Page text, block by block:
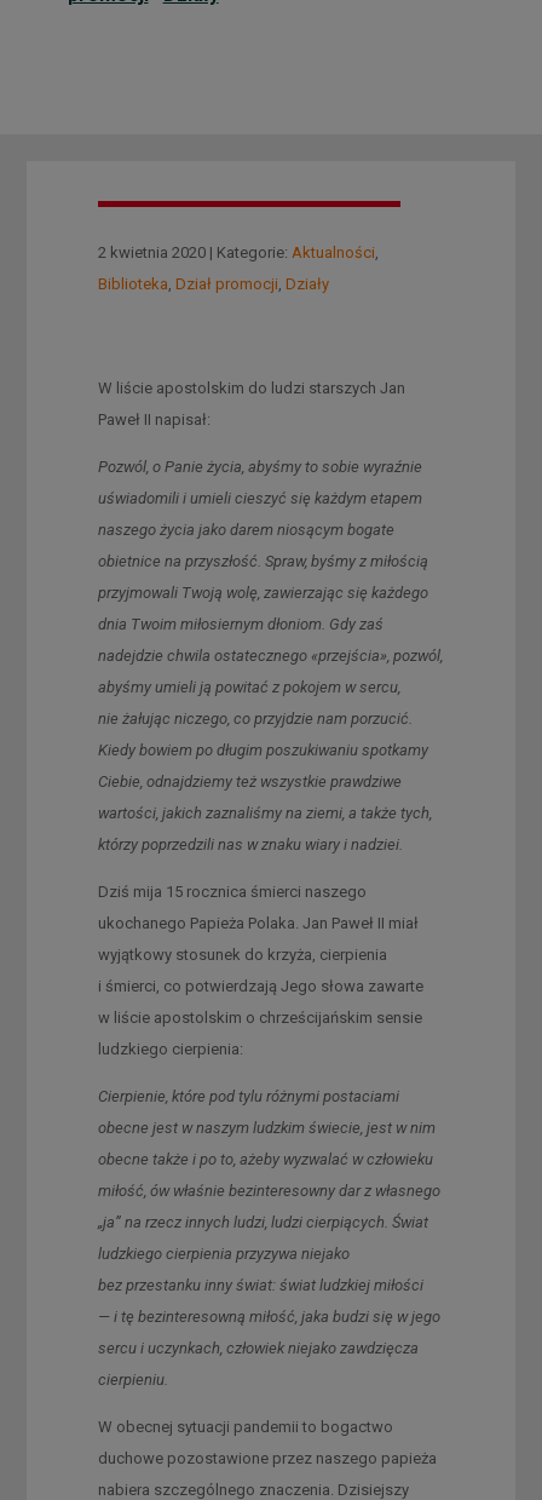
2 kwietnia 2020 | Kategorie: Aktualności
Biblioteka Dział promocji Działy
W liście apostolskim do ludzi starszych Jan
Paweł II napisał:
Pozwól, o Panie życia, abyśmy to sobie wyraźnie
uświadomili i umieli cieszyć się każdym etapem
naszego życia jako darem niosącym bogate
obietnice na przyszłość. Spraw, byśmy z miłością
przyjmowali Twoją wolę, zawierzając się każdego
dnia Twoim miłosiernym dłoniom. Gdy zaś
nadejdzie chwila ostatecznego «przejścia», pozwól,
abyśmy umieli ją powitać z pokojem w sercu,
nie żałując niczego, co przyjdzie nam porzucić.
Kiedy bowiem po długim poszukiwaniu spotkamy
Ciebie, odnajdziemy też wszystkie prawdziwe
wartości, jakich zaznaliśmy na ziemi, a także tych,
którzy poprzedzili nas w znaku wiary i nadziei.
Dziś mija 15 rocznica śmierci naszego
ukochanego Papieża Polaka. Jan Paweł II miał
wyjątkowy stosunek do krzyża, cierpienia
i śmierci, co potwierdzają Jego słowa zawarte
w liście apostolskim o chrześcijańskim sensie
ludzkiego cierpienia:
Cierpienie, które pod tylu różnymi postaciami
obecne jest w naszym ludzkim świecie, jest w nim
obecne także i po to, ażeby wyzwalać w człowieku
miłość, ów właśnie bezinteresowny dar z własnego
„ja” na rzecz innych ludzi, ludzi cierpiących. Świat
ludzkiego cierpienia przyzywa niejako
bez przestanku inny świat: świat ludzkiej miłości
— i tę bezinteresowną miłość, jaka budzi się w jego
sercu i uczynkach, człowiek niejako zawdzięcza
cierpieniu.
W obecnej sytuacji pandemii to bogactwo
duchowe pozostawione przez naszego papieża
nabiera szczególnego znaczenia. Dzisiejszy